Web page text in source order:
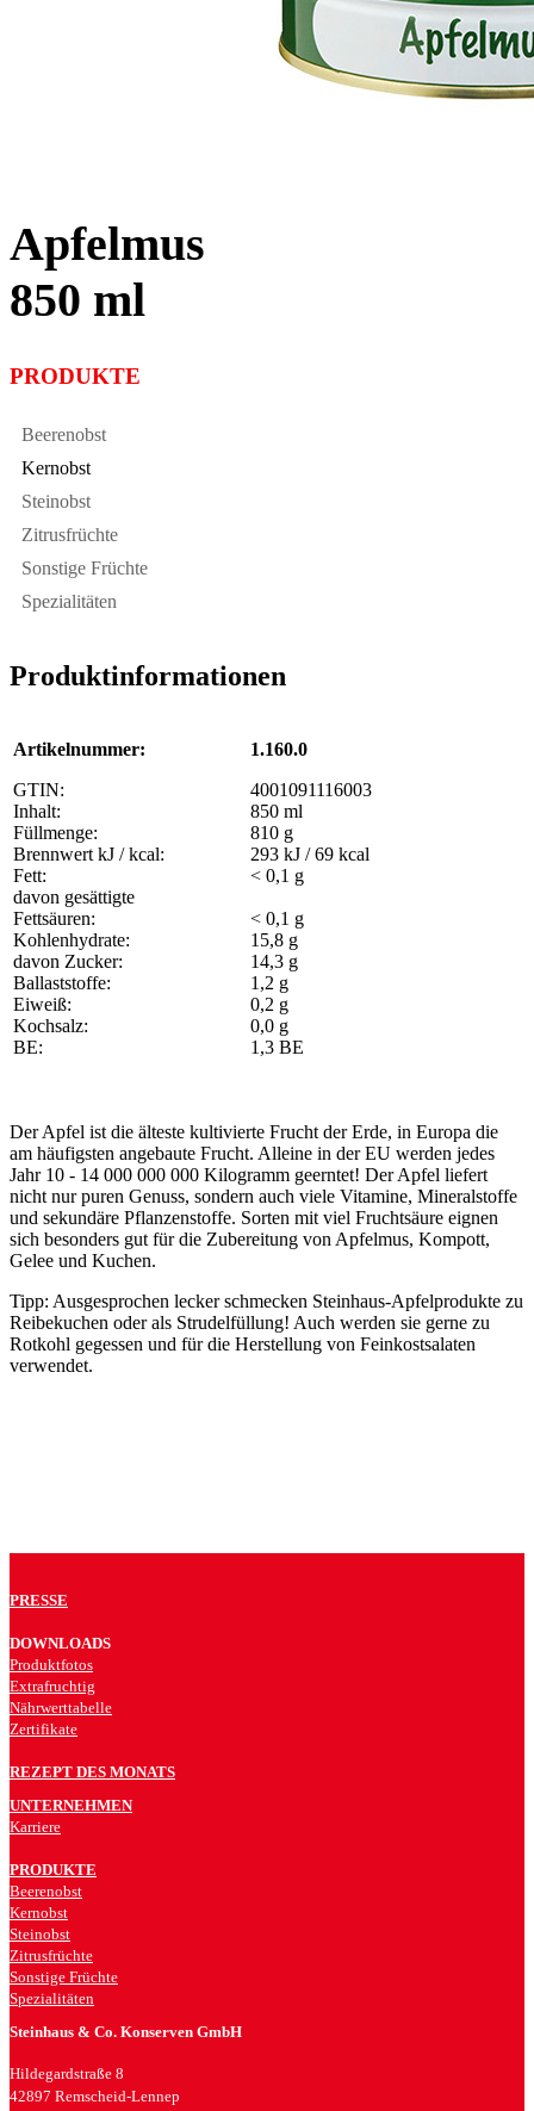
Apfelmus
850 ml
PRODUKTE
Beerenobst
Kernobst
Steinobst
Zitrusfrüchte
Sonstige Früchte
Spezialitäten
Produktinformationen
Artikelnummer:
GTIN:
Inhalt:
Füllmenge:
Brennwert kJ / kcal:
Fett:
davon gesättigte
Fettsäuren:
Kohlenhydrate:
davon Zucker:
Ballaststoffe:
Eiweiß:
Kochsalz:
BE:
1.160.0
4001091116003
850 ml
810 g
293 kJ / 69 kcal
< 0,1 g
< 0,1 g
15,8 g
14,3 g
1,2 g
0,2 g
0,0 g
1,3 BE
Der Apfel ist die älteste kultivierte Frucht der Erde, in Europa die
am häufigsten angebaute Frucht. Alleine in der EU werden jedes
Jahr 10 - 14 000 000 000 Kilogramm geerntet! Der Apfel liefert
nicht nur puren Genuss, sondern auch viele Vitamine, Mineralstoffe
und sekundäre Pflanzenstoffe. Sorten mit viel Fruchtsäure eignen
sich besonders gut für die Zubereitung von Apfelmus, Kompott,
Gelee und Kuchen.
Tipp: Ausgesprochen lecker schmecken Steinhaus-Apfelprodukte zu
Reibekuchen oder als Strudelfüllung! Auch werden sie gerne zu
Rotkohl gegessen und für die Herstellung von Feinkostsalaten
verwendet.
PRESSE
DOWNLOADS
Produktfotos
Extrafruchtig
Nährwerttabelle
Zertifikate
REZEPT DES MONATS
UNTERNEHMEN
Karriere
PRODUKTE
Beerenobst
Kernobst
Steinobst
Zitrusfrüchte
Sonstige Früchte
Spezialitäten
Steinhaus & Co. Konserven GmbH
Hildegardstraße 8
42897 Remscheid-Lennep